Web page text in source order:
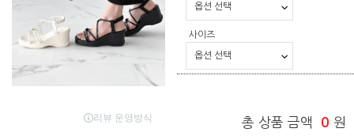
사이즈
총 상품 금액 0 원